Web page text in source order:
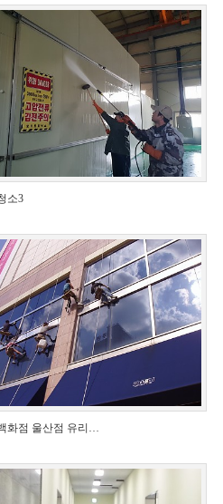
소3
화점 울산점 유리…